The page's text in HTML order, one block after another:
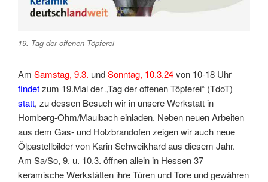
19. Tag der offenen Töpferei
Am Samstag, 9.3. undSonntag, 10.3.24von 10-18 Uhr
findetzum 19.Mal der „Tag der offenen Töpferei“ (TdoT)
statt, zu dessen Besuch wir in unsere Werkstatt in
Homberg-Ohm/Maulbach einladen. Neben neuen Arbeiten
aus dem Gas- und Holzbrandofen zeigen wir auch neue
Ölpastellbilder von Karin Schweikhard aus diesem Jahr.
Am Sa/So, 9. u. 10.3. öffnen allein in Hessen 37
keramische Werkstätten ihre Türen und Tore und gewähren